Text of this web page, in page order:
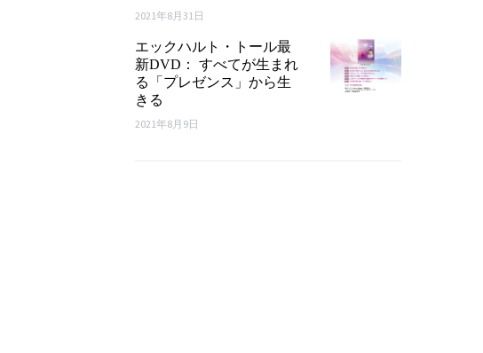
2021年8月31日
エックハルト・トール最
新DVD： すべてが生まれ
る「プレゼンス」から生
きる
2021年8月9日